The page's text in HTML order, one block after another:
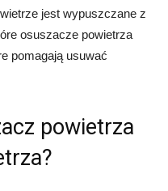
jest wypuszczane z
osuszacze powietrza
pomagają usuwać
powietrza